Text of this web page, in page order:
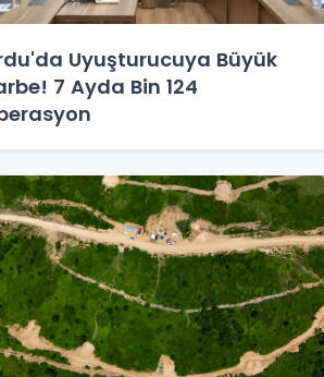
Uyuşturucuya Büyük
7 Ayda Bin 124